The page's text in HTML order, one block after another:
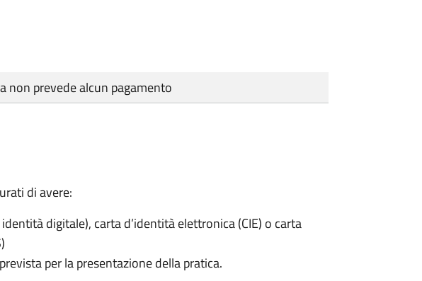
non prevede alcun pagamento
di avere:
digitale), carta d’identità elettronica (CIE) o carta
per la presentazione della pratica.